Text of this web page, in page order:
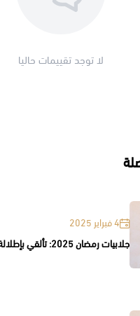
لا توجد تقييمات حاليا
4 فبراير 2025
جلابيات رمضان 2025: تألقي بإطلالة شرقية مميزة